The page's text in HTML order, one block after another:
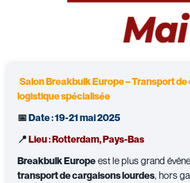
Salon Breakbulk Europe – Transport
logistique spécialisée
📅Date : 19-21 mai 2025
📍Lieu : Rotterdam, Pays-Bas
Breakbulk Europeest le plus grand
transport de cargaisons lourdes, hors